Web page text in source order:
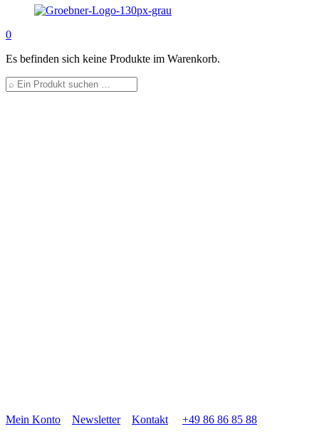
0
Es befinden sich keine Produkte im Warenkorb.
Mein Konto Newsletter Kontakt +49 86 86 85 88